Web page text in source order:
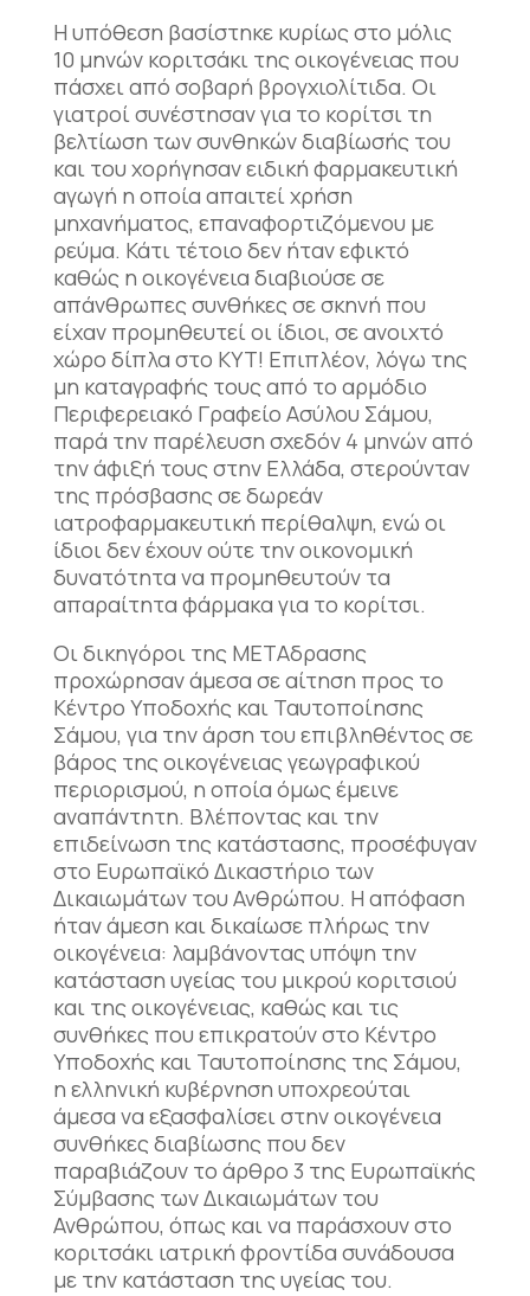
Η υπόθεση βασίστηκε κυρίως στο μόλις
10 μηνών κοριτσάκι της οικογένειας που
πάσχει από σοβαρή βρογχιολίτιδα. Οι
γιατροί συνέστησαν για το κορίτσι τη
βελτίωση των συνθηκών διαβίωσής του
και του χορήγησαν ειδική φαρμακευτική
αγωγή η οποία απαιτεί χρήση
μηχανήματος, επαναφορτιζόμενου με
ρεύμα. Κάτι τέτοιο δεν ήταν εφικτό
καθώς η οικογένεια διαβιούσε σε
απάνθρωπες συνθήκες σε σκηνή που
είχαν προμηθευτεί οι ίδιοι, σε ανοιχτό
χώρο δίπλα στο ΚΥΤ! Επιπλέον, λόγω της
μη καταγραφής τους από το αρμόδιο
Περιφερειακό Γραφείο Ασύλου Σάμου,
παρά την παρέλευση σχεδόν 4 μηνών από
την άφιξή τους στην Ελλάδα, στερούνταν
της πρόσβασης σε δωρεάν
ιατροφαρμακευτική περίθαλψη, ενώ οι
ίδιοι δεν έχουν ούτε την οικονομική
δυνατότητα να προμηθευτούν τα
απαραίτητα φάρμακα για το κορίτσι.
Οι δικηγόροι της ΜΕΤΑδρασης
προχώρησαν άμεσα σε αίτηση προς το
Κέντρο Υποδοχής και Ταυτοποίησης
Σάμου, για την άρση του επιβληθέντος σε
βάρος της οικογένειας γεωγραφικού
περιορισμού, η οποία όμως έμεινε
αναπάντητη. Βλέποντας και την
επιδείνωση της κατάστασης, προσέφυγαν
στο Ευρωπαϊκό Δικαστήριο των
Δικαιωμάτων του Ανθρώπου. Η απόφαση
ήταν άμεση και δικαίωσε πλήρως την
οικογένεια: λαμβάνοντας υπόψη την
κατάσταση υγείας του μικρού κοριτσιού
και της οικογένειας, καθώς και τις
συνθήκες που επικρατούν στο Κέντρο
Υποδοχής και Ταυτοποίησης της Σάμου,
η ελληνική κυβέρνηση υποχρεούται
άμεσα να εξασφαλίσει στην οικογένεια
συνθήκες διαβίωσης που δεν
παραβιάζουν το άρθρο 3 της Ευρωπαϊκής
Σύμβασης των Δικαιωμάτων του
Ανθρώπου, όπως και να παράσχουν στο
κοριτσάκι ιατρική φροντίδα συνάδουσα
με την κατάσταση της υγείας του.